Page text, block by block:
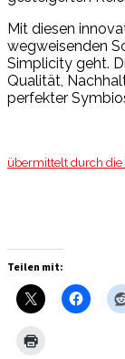
Mit diesen
wegweisenden
Simplicity geht.
Qualität,
perfekter
übermittelt durch die
Teilen mit: